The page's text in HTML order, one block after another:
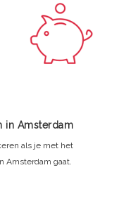
in Amsterdam
als je met het
Amsterdam gaat.